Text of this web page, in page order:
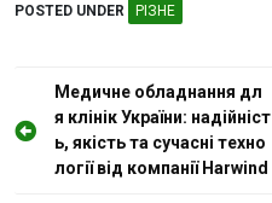
POSTED UNDER РІЗНЕ
а
Медичне обладнання дл
я клінік України: надійніст
ь, якість та сучасні техно
логії від компанії Harwind